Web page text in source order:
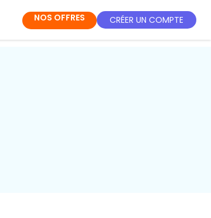
NOS OFFRES CRÉER UN COMPTE